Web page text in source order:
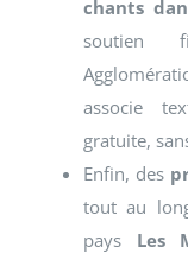
chants
soutien
associe
gratuite,
Enfin, des
tout au
pays Les